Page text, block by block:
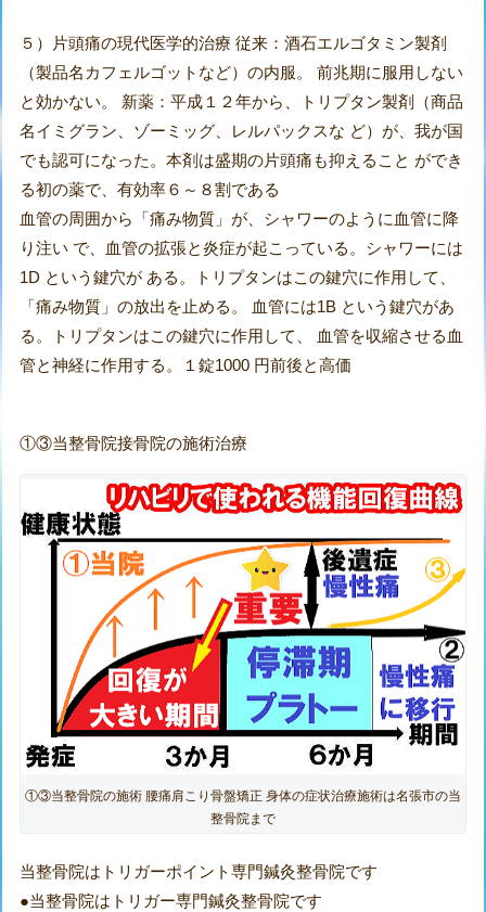
５）片頭痛の現代医学的治療 従来：酒石エルゴタミン製剤
（製品名カフェルゴットなど）の内服。 前兆期に服用しない
と効かない。 新薬：平成１２年から、トリプタン製剤（商品
名イミグラン、ゾーミッグ、レルパックスな ど）が、我が国
でも認可になった。本剤は盛期の片頭痛も抑えること ができ
る初の薬で、有効率６～８割である
血管の周囲から「痛み物質」が、シャワーのように血管に降
り注い で、血管の拡張と炎症が起こっている。シャワーには
1D という鍵穴が ある。トリプタンはこの鍵穴に作用して、
「痛み物質」の放出を止める。 血管には1B という鍵穴があ
る。トリプタンはこの鍵穴に作用して、 血管を収縮させる血
管と神経に作用する。１錠1000 円前後と高価
①③当整骨院接骨院の施術治療
①③当整骨院の施術 腰痛肩こり骨盤矯正 身体の症状治療施術は名張市の当
整骨院まで
当整骨院はトリガーポイント専門鍼灸整骨院です
●当整骨院はトリガー専門鍼灸整骨院です